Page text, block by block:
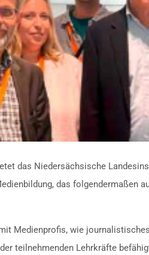
das Niedersächsische
das folgendermaßen
Medienprofis, wie
teilnehmenden Lehrkräfte